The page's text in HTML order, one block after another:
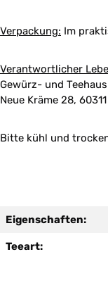
Verpackung: Im
Verantwortlicher
Gewürz- und
Neue Kräme 28,
Bitte kühl und
Eigenschaften:
Teeart: